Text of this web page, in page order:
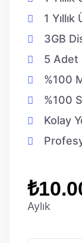
1
3GB
5 Adet
%100
%100
Kolay
Aylık